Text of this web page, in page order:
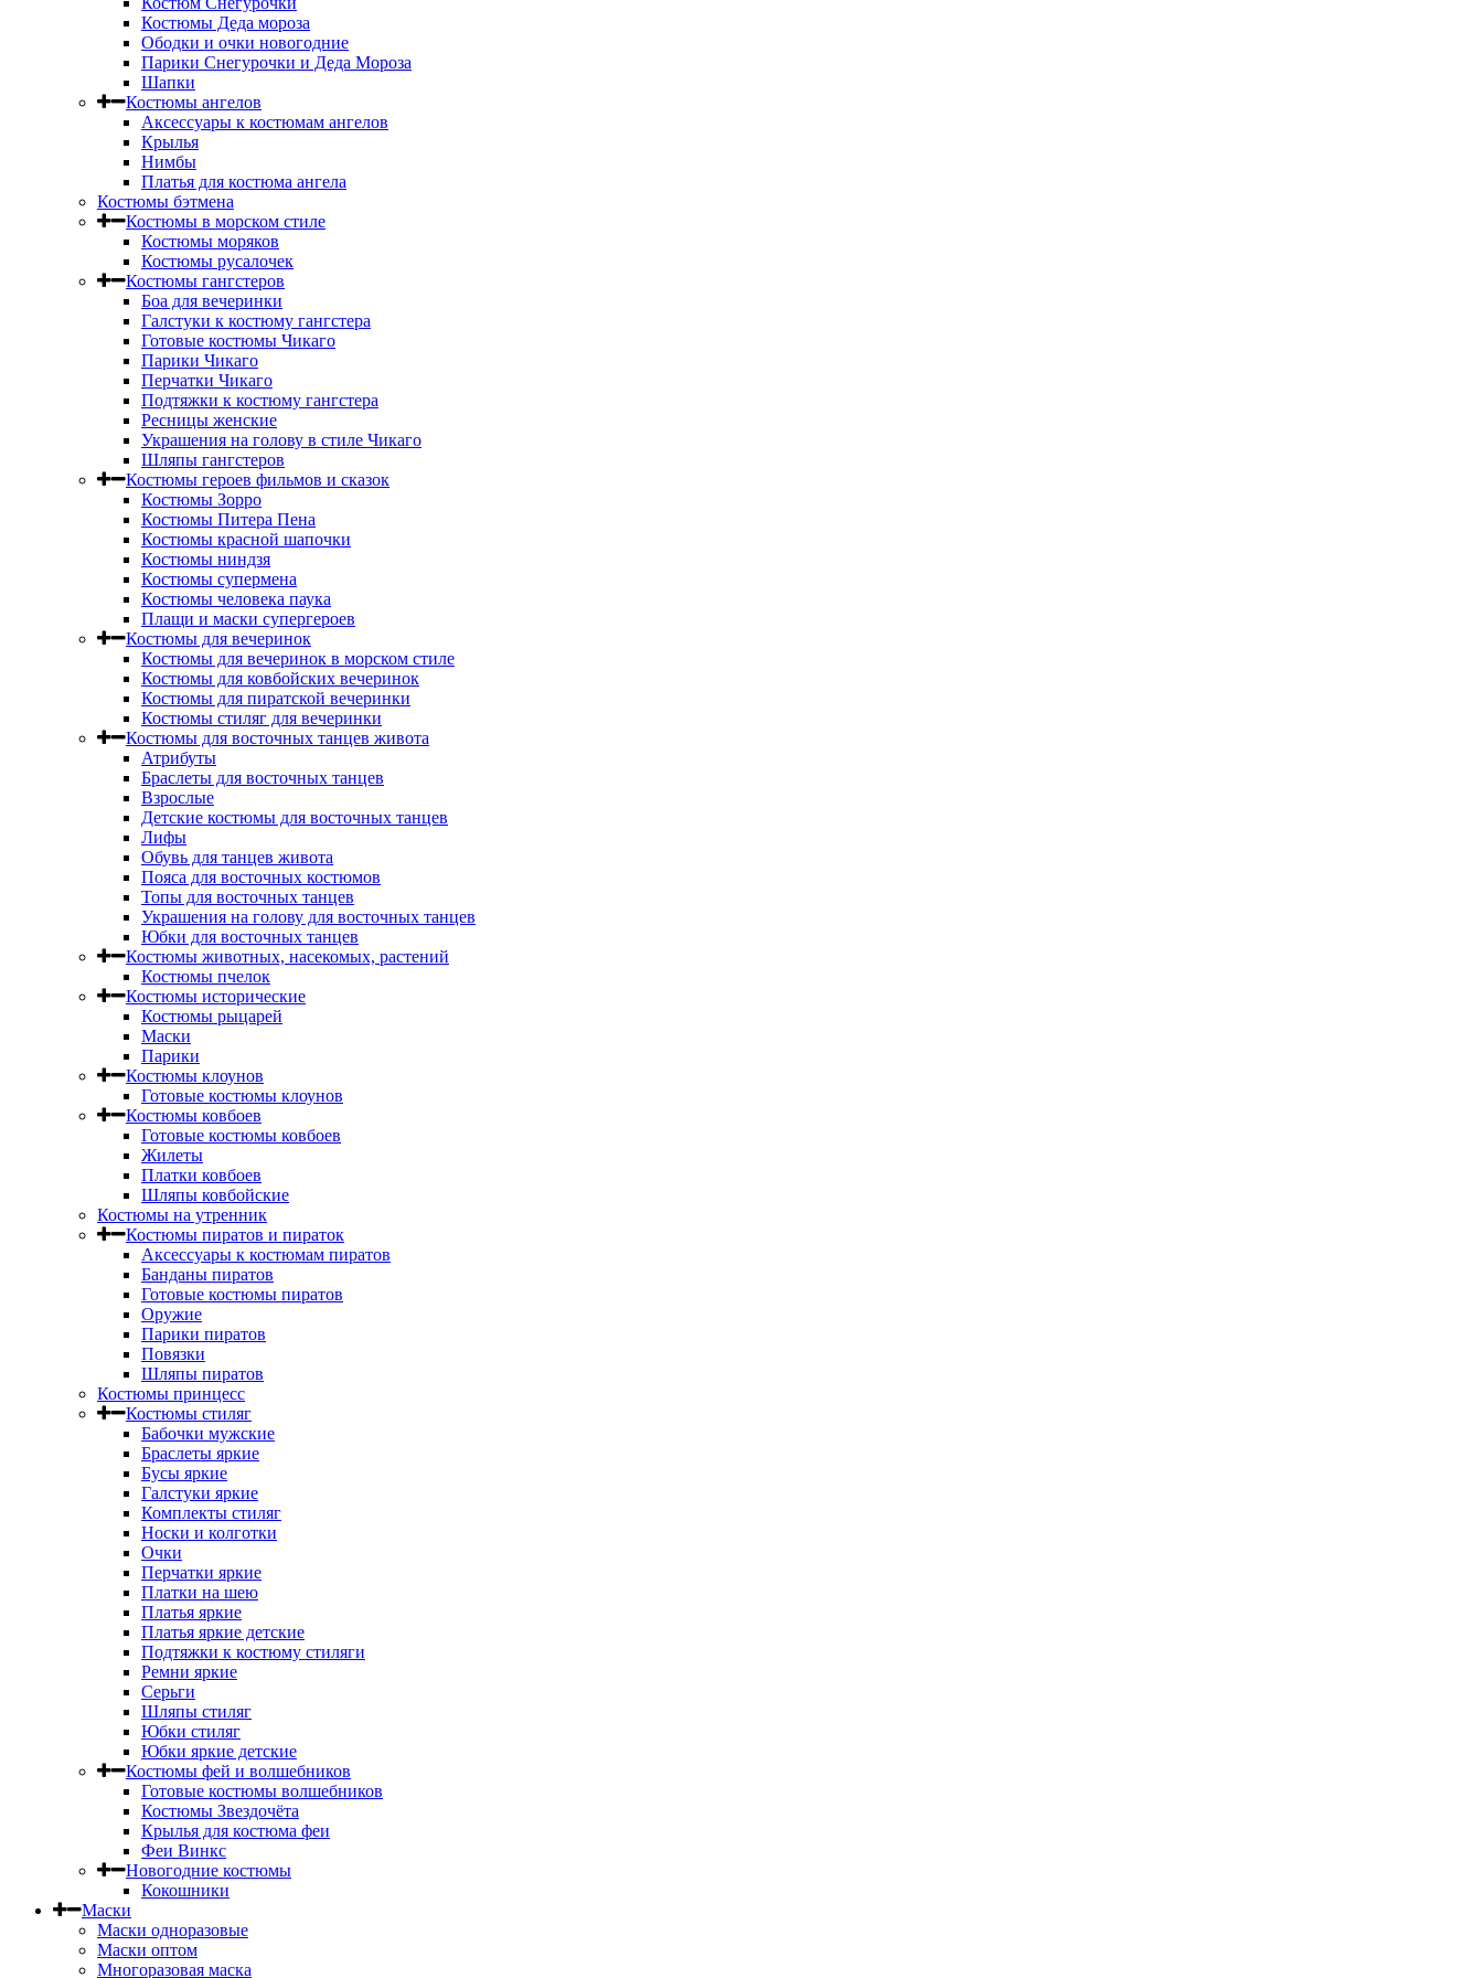
Костюмы Деда мороза
Ободки и очки новогодние
Парики Снегурочки и Деда Мороза
Шапки
Костюмы ангелов
Аксессуары к костюмам ангелов
Крылья
Нимбы
Платья для костюма ангела
Костюмы бэтмена
Костюмы в морском стиле
Костюмы моряков
Костюмы русалочек
Костюмы гангстеров
Боа для вечеринки
Галстуки к костюму гангстера
Готовые костюмы Чикаго
Парики Чикаго
Перчатки Чикаго
Подтяжки к костюму гангстера
Ресницы женские
Украшения на голову в стиле Чикаго
Шляпы гангстеров
Костюмы героев фильмов и сказок
Костюмы Зорро
Костюмы Питера Пена
Костюмы красной шапочки
Костюмы ниндзя
Костюмы супермена
Костюмы человека паука
Плащи и маски супергероев
Костюмы для вечеринок
Костюмы для вечеринок в морском стиле
Костюмы для ковбойских вечеринок
Костюмы для пиратской вечеринки
Костюмы стиляг для вечеринки
Костюмы для восточных танцев живота
Атрибуты
Браслеты для восточных танцев
Взрослые
Детские костюмы для восточных танцев
Лифы
Обувь для танцев живота
Пояса для восточных костюмов
Топы для восточных танцев
Украшения на голову для восточных танцев
Юбки для восточных танцев
Костюмы животных, насекомых, растений
Костюмы пчелок
Костюмы исторические
Костюмы рыцарей
Маски
Парики
Костюмы клоунов
Готовые костюмы клоунов
Костюмы ковбоев
Готовые костюмы ковбоев
Жилеты
Платки ковбоев
Шляпы ковбойские
Костюмы на утренник
Костюмы пиратов и пираток
Аксессуары к костюмам пиратов
Банданы пиратов
Готовые костюмы пиратов
Оружие
Парики пиратов
Повязки
Шляпы пиратов
Костюмы принцесс
Костюмы стиляг
Бабочки мужские
Браслеты яркие
Бусы яркие
Галстуки яркие
Комплекты стиляг
Носки и колготки
Очки
Перчатки яркие
Платки на шею
Платья яркие
Платья яркие детские
Подтяжки к костюму стиляги
Ремни яркие
Серьги
Шляпы стиляг
Юбки стиляг
Юбки яркие детские
Костюмы фей и волшебников
Готовые костюмы волшебников
Костюмы Звездочёта
Крылья для костюма феи
Феи Винкс
Новогодние костюмы
Кокошники
Маски
Маски одноразовые
Маски оптом
Многоразовая маска